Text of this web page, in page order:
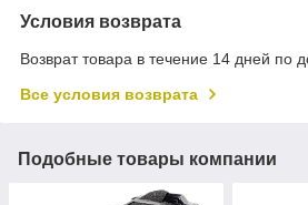
Условия возврата
Возврат товара в течение 14 дней по
Все условия возврата
Подобные товары компании